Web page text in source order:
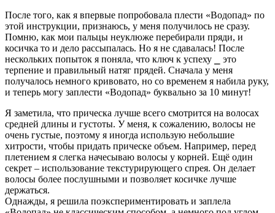
После того, как я впервые попробовала плести «Водопад» по
этой инструкции, признаюсь, у меня получилось не сразу.
Помню, как мои пальцы неуклюже перебирали пряди, и
косичка то и дело рассыпалась. Но я не сдавалась! После
нескольких попыток я поняла, что ключ к успеху ⎯ это
терпение и правильный натяг прядей. Сначала у меня
получалось немного кривовато, но со временем я набила руку,
и теперь могу заплести «Водопад» буквально за 10 минут!
Я заметила, что прическа лучше всего смотрится на волосах
средней длины и густоты. У меня, к сожалению, волосы не
очень густые, поэтому я иногда использую небольшие
хитрости, чтобы придать прическе объем. Например, перед
плетением я слегка начесываю волосы у корней. Ещё один
секрет – использование текстурирующего спрея. Он делает
волосы более послушными и позволяет косичке лучше
держаться.
Однажды, я решила поэкспериментировать и заплела